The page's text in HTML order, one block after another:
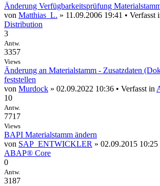
Änderung Verfügbarkeitsprüfung
von Matthias_L. » 11.09.2006 19:41 • Verfasst
Distribution
3
Antw.
3357
Views
Änderung an Materialstamm - Zusatzdaten
feststellen
von Murdock » 02.09.2022 10:36 • Verfasst in
10
Antw.
7717
Views
BAPI Materialstamm ändern
von SAP_ENTWICKLER » 02.09.2015 10:25
ABAP® Core
0
Antw.
3187